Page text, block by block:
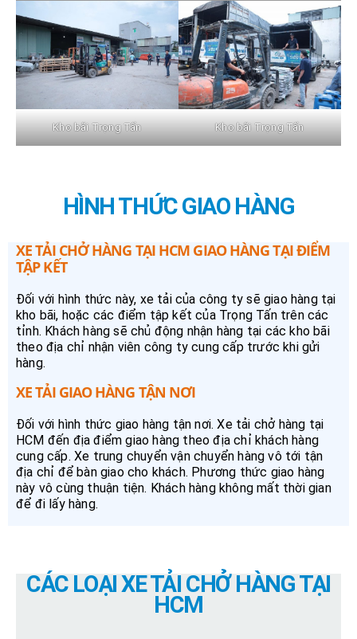
Kho bãi Trọng Tấn Kho bãi Trọng Tấn
HÌNH THỨC GIAO HÀNG
XE TẢI CHỞ HÀNG TẠI HCM GIAO HÀNG TẠI ĐIỂM
TẬP KẾT
Đối với hình thức này, xe tải của công ty sẽ giao hàng tại
kho bãi, hoặc các điểm tập kết của Trọng Tấn trên các
tỉnh. Khách hàng sẽ chủ động nhận hàng tại các kho bãi
theo địa chỉ nhận viên công ty cung cấp trước khi gửi
hàng.
XE TẢI GIAO HÀNG TẬN NƠI
Đối với hình thức giao hàng tận nơi. Xe tải chở hàng tại
HCM đến địa điểm giao hàng theo địa chỉ khách hàng
cung cấp. Xe trung chuyển vận chuyển hàng vô tới tận
địa chỉ để bàn giao cho khách. Phương thức giao hàng
này vô cùng thuận tiện. Khách hàng không mất thời gian
để đi lấy hàng.
CÁC LOẠI XE TẢI CHỞ HÀNG TẠI
HCM